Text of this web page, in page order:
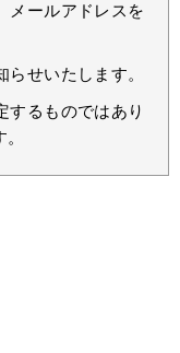
メールアドレスを
せいたします。
するものではあり